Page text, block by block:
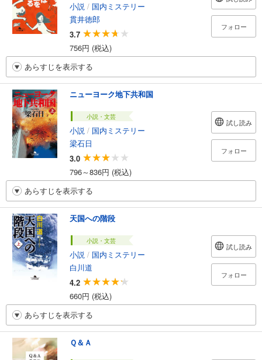
小説 / 国内ミステリー
貫井徳郎
3.7
756円 (税込)
フォロー
あらすじを表示する
ニューヨーク地下共和国
小説・文芸
小説 / 国内ミステリー
梁石日
3.0
796～836円 (税込)
試し読み
フォロー
あらすじを表示する
天国への階段
小説・文芸
小説 / 国内ミステリー
白川道
4.2
660円 (税込)
試し読み
フォロー
あらすじを表示する
Ｑ＆Ａ